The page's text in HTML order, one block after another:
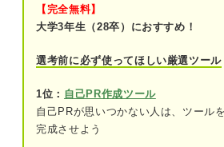
の違いを理解しよう
自己PRは自分の売り込
長所は自分の人柄
どちらも一緒に働きた
ール
【完全無料】
大学3年生（28卒）におすすめ！
選考前に必ず使ってほしい厳選ツール
1位： 自己PR作成ツール
自己PRが思いつかない人は、ツール
完成させよう